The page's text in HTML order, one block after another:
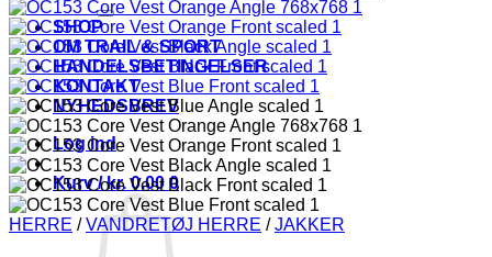
SHOP
OM TRAIL & SPORT
HANDELSBETINGELSER
KONTAKT
NYHEDSBREV
Log ind
Kurv /kr.0.00 0
HERRE / VANDRETØJ HERRE / JAKKER